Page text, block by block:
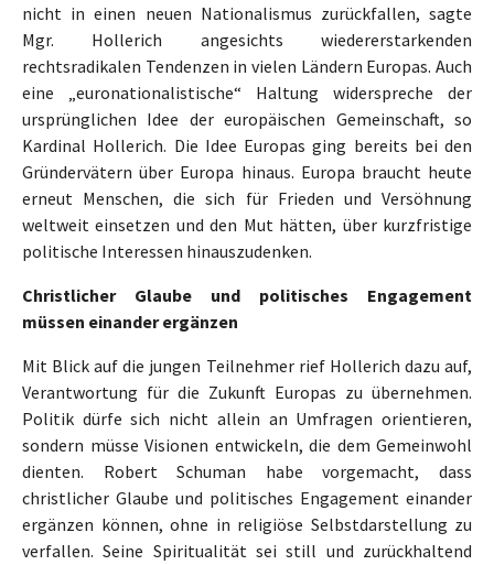
nicht in einen neuen Nationalismus zurückfallen, sagte
Mgr. Hollerich angesichts wiedererstarkenden
rechtsradikalen Tendenzen in vielen Ländern Europas. Auch
eine „euronationalistische“ Haltung widerspreche der
ursprünglichen Idee der europäischen Gemeinschaft, so
Kardinal Hollerich. Die Idee Europas ging bereits bei den
Gründervätern über Europa hinaus. Europa braucht heute
erneut Menschen, die sich für Frieden und Versöhnung
weltweit einsetzen und den Mut hätten, über kurzfristige
politische Interessen hinauszudenken.
Christlicher Glaube und politisches Engagement
müssen einander ergänzen
Mit Blick auf die jungen Teilnehmer rief Hollerich dazu auf,
Verantwortung für die Zukunft Europas zu übernehmen.
Politik dürfe sich nicht allein an Umfragen orientieren,
sondern müsse Visionen entwickeln, die dem Gemeinwohl
dienten. Robert Schuman habe vorgemacht, dass
christlicher Glaube und politisches Engagement einander
ergänzen können, ohne in religiöse Selbstdarstellung zu
verfallen. Seine Spiritualität sei still und zurückhaltend